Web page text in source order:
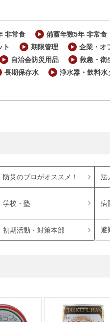
非常食
備蓄年数5年 非常食
ト 期限管理
企業・オ
自治会防災用品
救急・衛
長期保存水 浄水器・飲料水
防災のプロがオススメ！ 法
学校・塾 病
初期活動・対策本部 避